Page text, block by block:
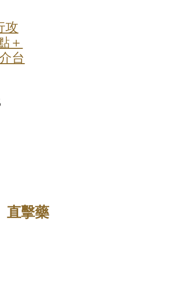
攻
＋
台
直擊藥